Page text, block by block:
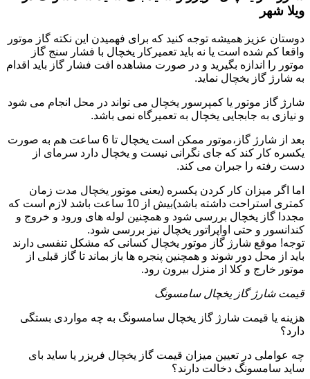
ویلا شهر
دوستان عزیز همیشه توجه کنید که برای فهمیدن این نکته گاز موتور
واقعا کم شده است یا نه باید تعمیرکار یخچال با فشار سنج گاز
موتور را اندازه بگیرید و در صورت مشاهده افت فشار گاز باید اقدام
به شارژ گاز یخچال نماید.
شارژ گاز موتور یا کمپرسور یخچال می تواند در محل انجام می شود
و نیازی به جابجایی یخچال به تعمیرگاه نمی باشد.
بعد از شارژ گاز،موتور ممکن است یخچال تا 6 ساعت هم به صورت
یکسره کار کند که جای نگرانی نیست و یخچال دارد سرمای از
دست رفته را جبران می کند.
اما اگر میزان کار کردن یکسره (یعنی موتور یخچال مدت زمان
کمتری استراحت داشته باشد)بیش از 10 ساعت باشد لازم است که
مجددا گاز یخچال بررسی شود و همچنین لوله های ورود و خروج و
کندانسور و حتی اواپراتور یخچال نیز بررسی شود.
توجه! موقع شارژ گاز موتور یخچال کسانی که مشکل تنفسی دارند
باید از محل دور شوند و همچنین پنجره ها باز بماند تا گاز قبلی از
موتور خارج و کلا از منزل بیرون رود.
قیمت شارژ گاز یخچال سامسونگ
هزینه یا قیمت شارژ گاز یخچال سامسونگ به چه مواردی بستگی
دارد؟
چه عواملی در تعیین میزان قیمت گاز یخچال فریزر یا ساید بای
ساید سامسونگ دخالت دارند؟